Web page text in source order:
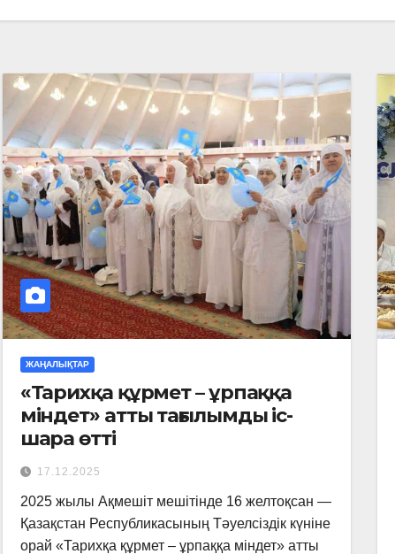
ЖАҢАЛЫҚТАР
«Тарихқа құрмет – ұрпаққа
міндет» атты тағылымды іс-
шара өтті
17.12.2025
2025 жылы Ақмешіт мешітінде 16 желтоқсан —
Қазақстан Республикасының Тәуелсіздік күніне
орай «Тарихқа құрмет – ұрпаққа міндет» атты